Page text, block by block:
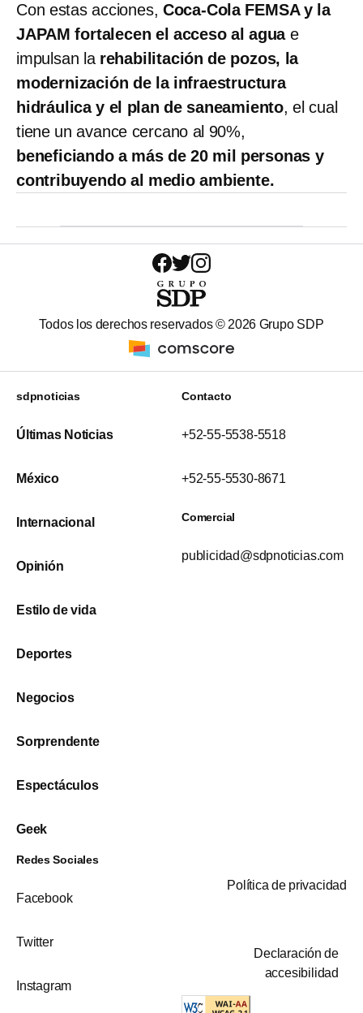
Con estas acciones, Coca-Cola FEMSA y la
JAPAM fortalecen el acceso al aguae
impulsan la rehabilitación de pozos, la
modernización de la infraestructura
hidráulica y el plan de saneamiento, el cual
tiene un avance cercano al 90%,
beneficiando a más de 20 mil personas y
contribuyendo al medio ambiente.
Todos los derechos reservados © 2026 Grupo SDP
sdpnoticias
Últimas Noticias
México
Internacional
Opinión
Estilo de vida
Deportes
Negocios
Sorprendente
Espectáculos
Geek
Contacto
+52-55-5538-5518
+52-55-5530-8671
Comercial
publicidad@sdpnoticias.com
Redes Sociales
Facebook
Twitter
Instagram
Política de privacidad
Declaración de
accesibilidad